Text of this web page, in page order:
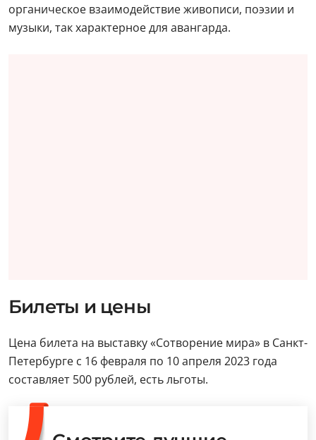
органическое взаимодействие живописи, поэзии и
музыки, так характерное для авангарда.
Билеты и цены
Цена билета на выставку «Сотворение мира» в Санкт-
Петербурге с 16 февраля по 10 апреля 2023 года
составляет 500 рублей, есть льготы.